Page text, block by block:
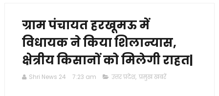
ग्राम पंचायत हरखूमऊ में
विधायक ने किया शिलान्यास,
क्षेत्रीय किसानों को मिलेगी राहत|
Shri News 24 7:23 am उत्तर प्रदेश, प्रमुख खबरें